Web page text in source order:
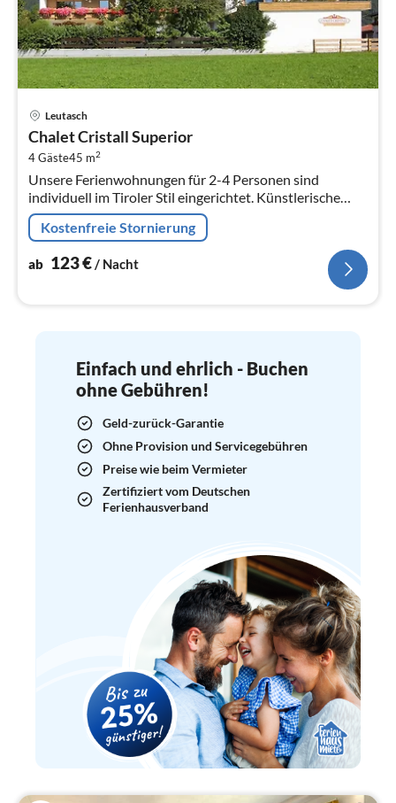
Leutasch
Chalet Cristall Superior
4 Gäste45 m2
Unsere Ferienwohnungen für 2-4 Personen sind
individuell im Tiroler Stil eingerichtet. Künstlerische
Bilder geben den Appartements ein besonderes Flair.
Kostenfreie Stornierung
ab 123€/ Nacht
Einfach und ehrlich - Buchen
ohne Gebühren!
Geld-zurück-Garantie
Ohne Provision und Servicegebühren
Preise wie beim Vermieter
Zertifiziert vom Deutschen
Ferienhausverband